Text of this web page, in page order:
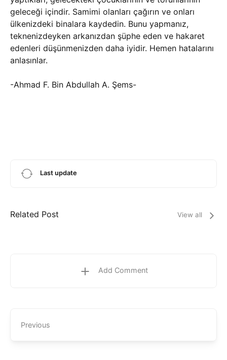
geleceği içindir. Samimi olanları çağırın ve onları
ülkenizdeki binalara kaydedin. Bunu yapmanız,
teknenizdeyken arkanızdan şüphe eden ve hakaret
edenleri düşünmenizden daha iyidir. Hemen hatalarını
anlasınlar.
-Ahmad F. Bin Abdullah A. Şems-
Last update
Related Post View all
Add Comment
Previous